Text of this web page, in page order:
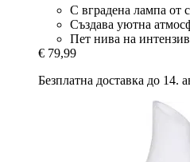
С вградена лампа от
Създава уютна
Пет нива на
€ 79,99
Безплатна доставка до 14.